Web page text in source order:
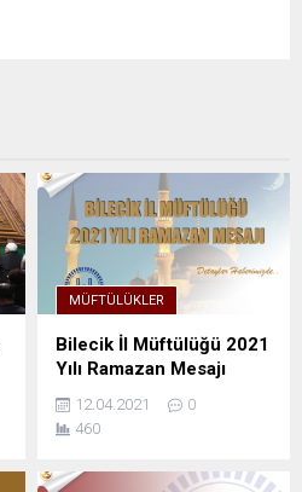
MÜFTÜLÜKLER
Bilecik İl Müftülüğü 2021
Yılı Ramazan Mesajı
12.04.2021
0
460